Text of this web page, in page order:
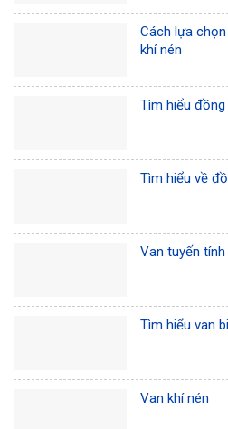
Cách lựa
khí nén
Tìm hiểu
Tìm hiểu về
Van tuyến tính
Tìm hiểu van
Van khí nén